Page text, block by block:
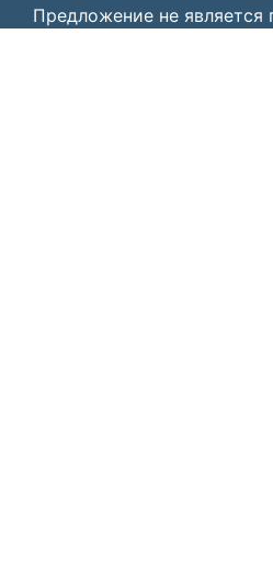
Предложение не является